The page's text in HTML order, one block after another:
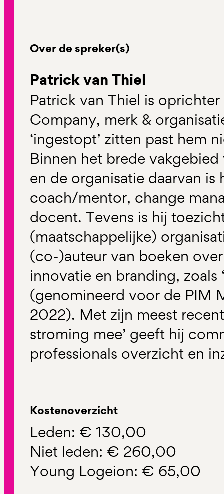
Over de spreker(s)
Patrick van Thiel
Patrick van Thiel is
Company, merk &
‘ingestopt’ zitten past hem
Binnen het brede
en de organisatie daarvan
coach/mentor, change
docent. Tevens is hij
(maatschappelijke)
(co-)auteur van boeken
innovatie en branding, zoals
(genomineerd voor de PIM
2022). Met zijn meest
stroming mee’ geeft hij
professionals overzicht en
Kostenoverzicht
Leden: € 130,00
Niet leden: € 260,00
Young Logeion: € 65,00